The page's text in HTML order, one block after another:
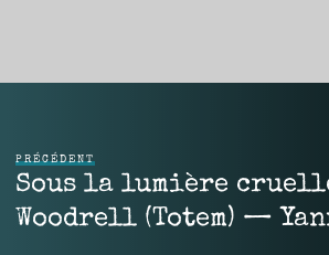
PRÉCÉDENT
Sous la lumière
Woodrell (Totem) —